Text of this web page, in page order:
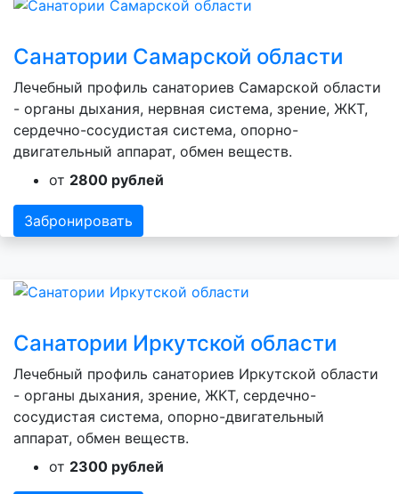
Санатории Самарской области
Лечебный профиль санаториев Самарской области
- органы дыхания, нервная система, зрение, ЖКТ,
сердечно-сосудистая система, опорно-
двигательный аппарат, обмен веществ.
от 2800 рублей
Забронировать
Санатории Иркутской области
Лечебный профиль санаториев Иркутской области
- органы дыхания, зрение, ЖКТ, сердечно-
сосудистая система, опорно-двигательный
аппарат, обмен веществ.
от 2300 рублей